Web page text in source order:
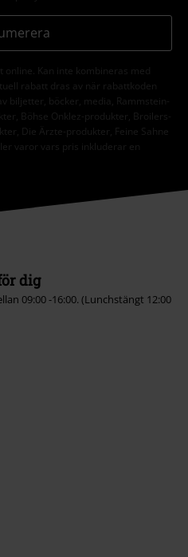
online. Kan inte kombineras med
rabatt dras av när rabattkoden
biljetter, böcker, media, Rammstein-
Böhse Onklez-produkter, Broilers-
Die Ärzte-produkter, Feine Sahne
varor vars pris inkluderar en
dig
09:00 -16:00. (Lunchstängt 12:00